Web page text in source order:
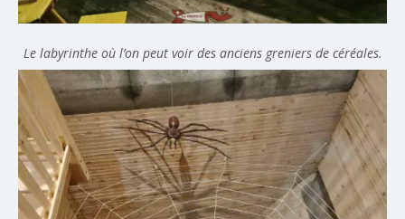
Le labyrinthe où l’on peut voir des anciens greniers de céréales.